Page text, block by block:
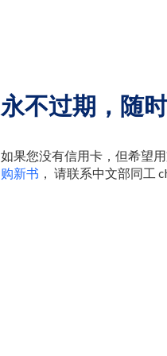
永不过期，随
如果您没有信用卡，但希望
购新书 ， 请联系中文部同工